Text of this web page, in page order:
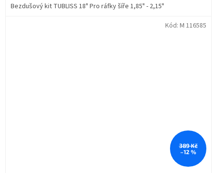
Bezdušový kit TUBLISS 18" Pro ráfky šíře 1,85" - 2,15"
389 Kč
–12 %
Kód: M 116585